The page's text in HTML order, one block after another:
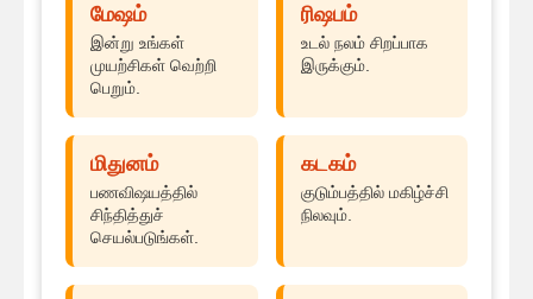
மேஷம்
இன்று உங்கள்
முயற்சிகள் வெற்றி
பெறும்.
ரிஷபம்
உடல் நலம் சிறப்பாக
இருக்கும்.
மிதுனம்
பணவிஷயத்தில்
சிந்தித்துச்
செயல்படுங்கள்.
கடகம்
குடும்பத்தில் மகிழ்ச்சி
நிலவும்.